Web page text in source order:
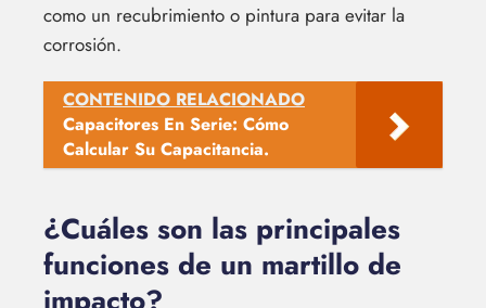
como un recubrimiento o pintura para evitar la
corrosión.
CONTENIDO RELACIONADO
Capacitores En Serie: Cómo
Calcular Su Capacitancia.
¿Cuáles son las principales
funciones de un martillo de